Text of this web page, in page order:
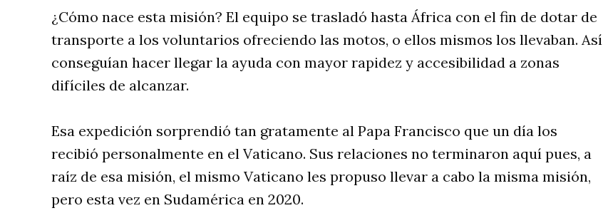
¿Cómo nace esta misión? El equipo se trasladó hasta África con el fin de dotar de
transporte a los voluntarios ofreciendo las motos, o ellos mismos los llevaban. Así
conseguían hacer llegar la ayuda con mayor rapidez y accesibilidad a zonas
difíciles de alcanzar.
Esa expedición sorprendió tan gratamente al Papa Francisco que un día los
recibió personalmente en el Vaticano. Sus relaciones no terminaron aquí pues, a
raíz de esa misión, el mismo Vaticano les propuso llevar a cabo la misma misión,
pero esta vez en Sudamérica en 2020.